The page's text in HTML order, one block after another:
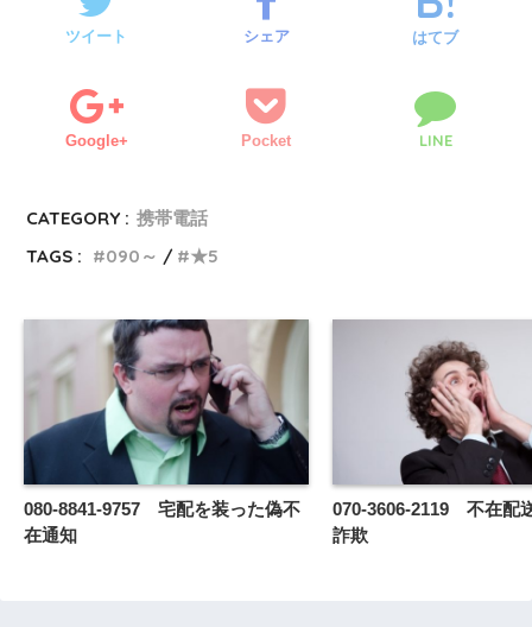
ツイート シェア はてブ
Google+ Pocket LINE
CATEGORY : 携帯電話
TAGS :
090～ ★5
080-8841-9757 宅配を装った偽不
在通知
070-3606-2119 不在配
詐欺